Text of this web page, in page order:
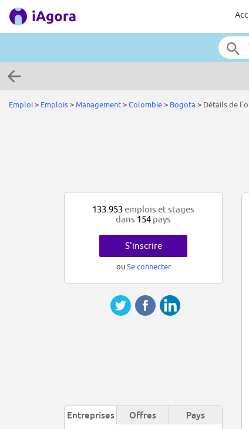
Emploi> Emplois> Management>Colombie> Bogota > Détails de
133.953emplois et stages
dans 154 pays
S'inscrire
ouSe connecter
Entreprises Offres Pays